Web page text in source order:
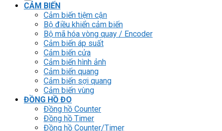
CẢM BIẾN
Cảm biến tiệm cận
Bộ điều khiển cảm biến
Bộ mã hóa vòng quay / Encoder
Cảm biến áp suất
Cảm biến cửa
Cảm biến hình ảnh
Cảm biến quang
Cảm biến sợi quang
Cảm biến vùng
ĐỒNG HỒ ĐO
Đồng hồ Counter
Đồng hồ Timer
Đồng hồ Counter/Timer